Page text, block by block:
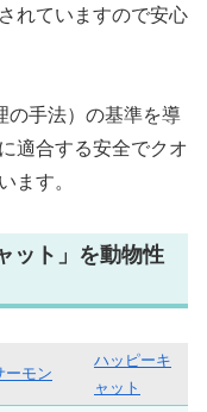
れていますので安心
の手法）の基準を導
適合する安全でクオ
ます。
ット」を動物性
ーモン
ハッピーキ
ャット